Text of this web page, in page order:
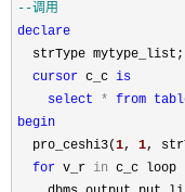
--调用
declare
  strType mytype_list;
cursor c_c is
select
* from
begin
  pro_ceshi3(
1, 1,
for v_r in c_c loop